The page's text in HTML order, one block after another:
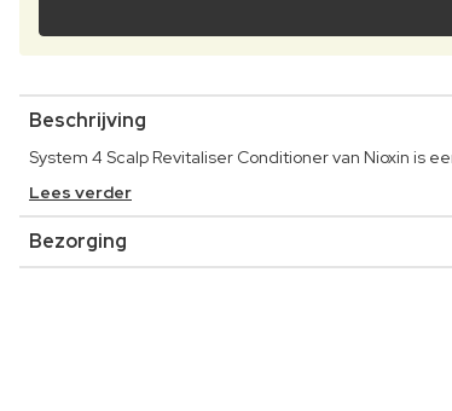
Beschrijving
System 4 Scalp Revitaliser Conditioner van Nioxin is
Lees verder
Bezorging